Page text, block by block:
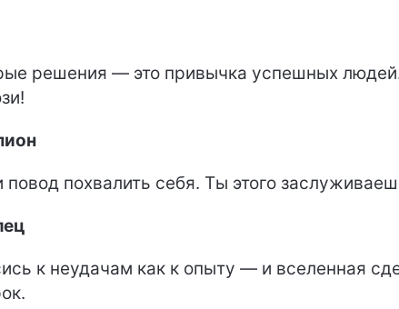
решения — это привычка успешных
повод похвалить себя. Ты этого
к неудачам как к опыту — и вселенная